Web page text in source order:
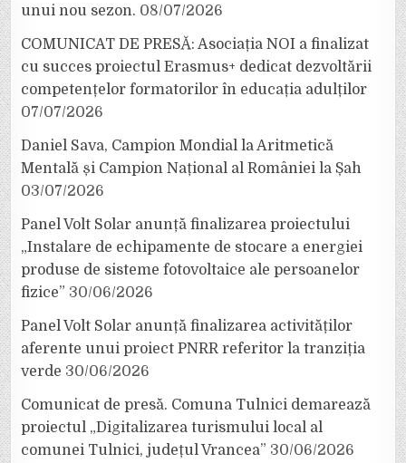
unui nou sezon. 08/07/2026
COMUNICAT DE PRESĂ: Asociația NOI a finalizat
cu succes proiectul Erasmus+ dedicat dezvoltării
competențelor formatorilor în educația adulților
07/07/2026
Daniel Sava, Campion Mondial la Aritmetică
Mentală și Campion Național al României la Șah
03/07/2026
Panel Volt Solar anunță finalizarea proiectului
„Instalare de echipamente de stocare a energiei
produse de sisteme fotovoltaice ale persoanelor
fizice” 30/06/2026
Panel Volt Solar anunță finalizarea activităților
aferente unui proiect PNRR referitor la tranziția
verde 30/06/2026
Comunicat de presă. Comuna Tulnici demarează
proiectul „Digitalizarea turismului local al
comunei Tulnici, județul Vrancea” 30/06/2026